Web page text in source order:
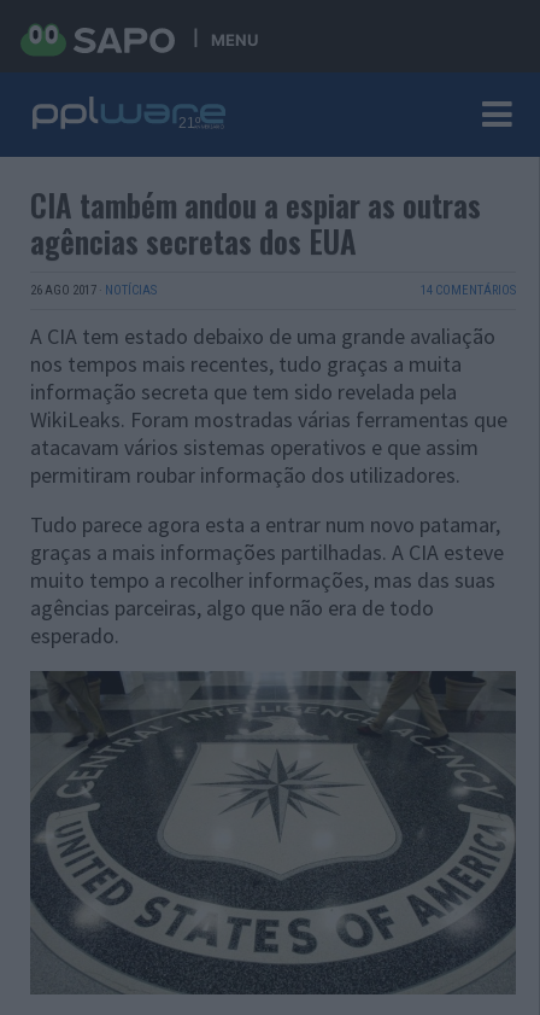
MENU
CIA também andou a espiar as outras
agências secretas dos EUA
26 AGO 2017 · NOTÍCIAS 14 COMENTÁRIOS
A CIA tem estado debaixo de uma grande avaliação
nos tempos mais recentes, tudo graças a muita
informação secreta que tem sido revelada pela
WikiLeaks. Foram mostradas várias ferramentas que
atacavam vários sistemas operativos e que assim
permitiram roubar informação dos utilizadores.
Tudo parece agora esta a entrar num novo patamar,
graças a mais informações partilhadas. A CIA esteve
muito tempo a recolher informações, mas das suas
agências parceiras, algo que não era de todo
esperado.